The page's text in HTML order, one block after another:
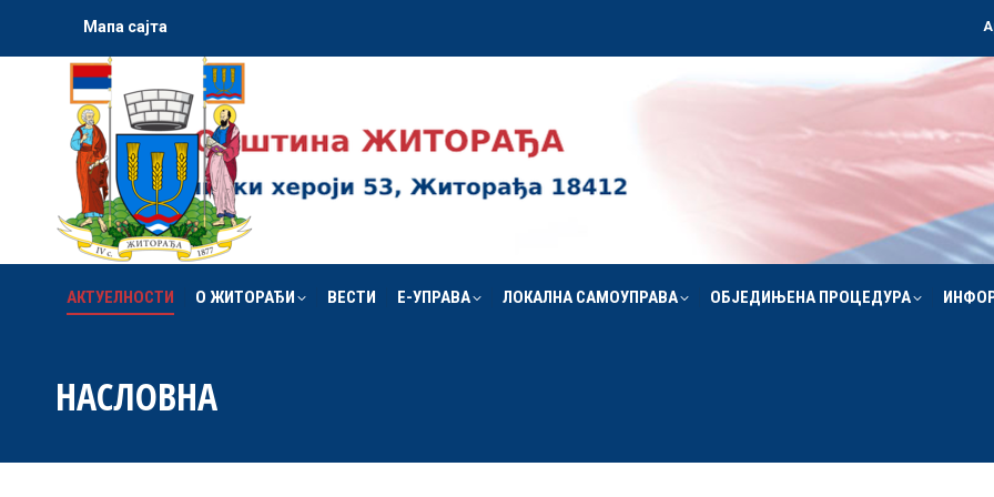
Мапа сајта
АКТУЕЛНОСТИ О ЖИТОРАЂИ ВЕСТИ Е-УПРАВА ЛОКАЛНА САМОУПРАВА ОБЈЕДИЊЕНА ПРОЦЕДУРА
НАСЛОВНА
АКТУЕЛНОСТИ